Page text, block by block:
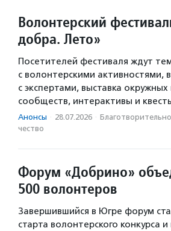
Волонтерский
добра. Лето»
Посетителей фестиваля ждут
с волонтерскими активностями,
с экспертами, выставка
сообществ, интерактивы и
Анонсы · 28.07.2026 ·
чест­во
Форум «Добрино»
500 волонтеров
Завершившийся в Югре форум
старта волонтерского конкурса